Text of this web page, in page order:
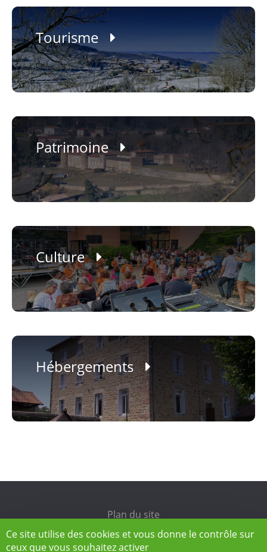
Tourisme
Patrimoine
Culture
Hébergements
Plan du site
Mentions légales
La Mairie
Infos utiles
Tourisme et patrimoine
Contact
Actualités
Articles de presse
Agenda
Annuaire
Ce site utilise des cookies et vous donne le contrôle sur
ceux que vous souhaitez activer